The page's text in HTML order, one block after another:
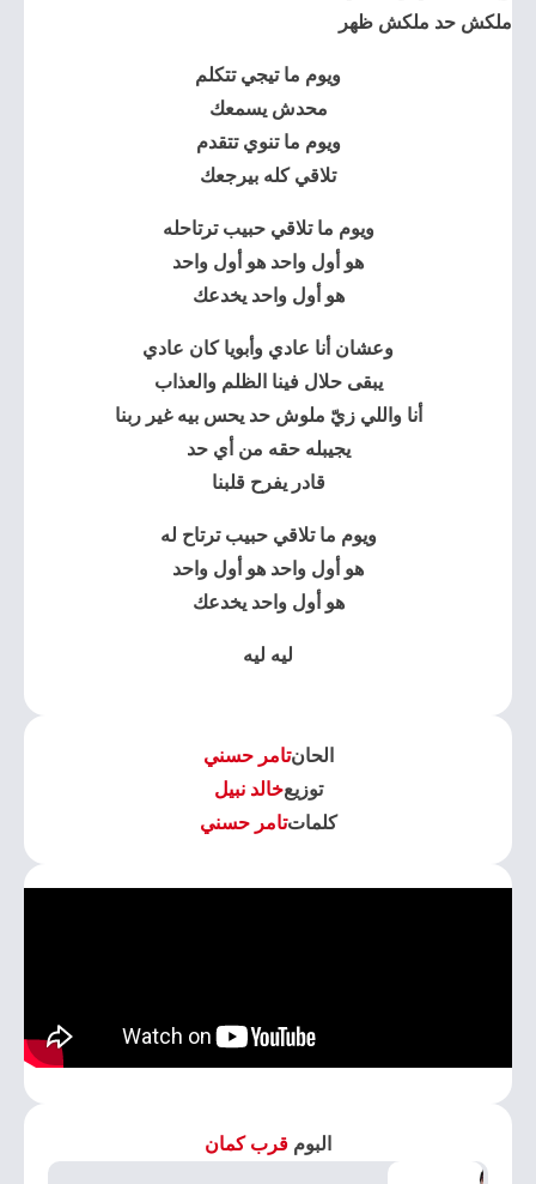
ملكش حد ملكش ظهر
ويوم ما تيجي تتكلم
محدش يسمعك
ويوم ما تنوي تتقدم
تلاقي كله بيرجعك
ويوم ما تلاقي حبيب ترتاحله
هو أول واحد هو أول واحد
هو أول واحد يخدعك
وعشان أنا عادي وأبويا كان عادي
يبقى حلال فينا الظلم والعذاب
أنا واللي زيّ ملوش حد يحس بيه غير ربنا
يجيبله حقه من أي حد
قادر يفرح قلبنا
ويوم ما تلاقي حبيب ترتاح له
هو أول واحد هو أول واحد
هو أول واحد يخدعك
ليه ليه
الحانتامر حسني
توزيعخالد نبيل
كلماتتامر حسني
البوم قرب كمان